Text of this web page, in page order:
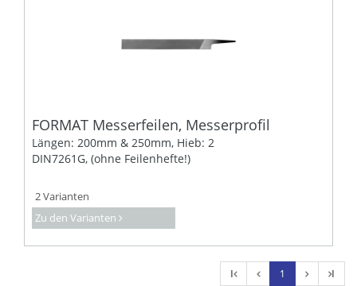
FORMAT Messerfeilen, Messerprofil
Längen: 200mm & 250mm, Hieb: 2
DIN7261G, (ohne Feilenhefte!)
2 Varianten
Zu den Varianten
l 1 l